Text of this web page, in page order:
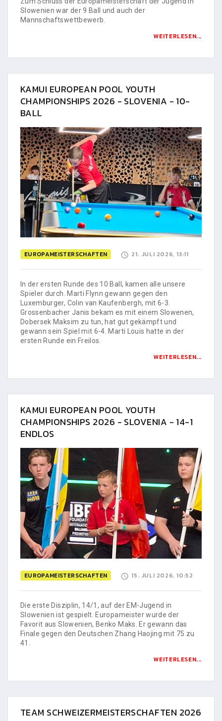
Slowenien war der 9 Ball und auch der
Mannschaftswettbewerb.
WEITERLESEN...
KAMUI EUROPEAN POOL YOUTH
CHAMPIONSHIPS 2026 - SLOVENIA - 10-
BALL
EUROPAMEISTERSCHAFTEN 21. JULI 2026, 13:11
In der ersten Runde des 10 Ball, kamen alle unsere
Spieler durch. Marti Flynn gewann gegen den
Luxemburger, Colin van Kaufenbergh, mit 6-3.
Grossenbacher Janis bekam es mit einem Slowenen,
Dobersek Maksim zu tun, hat gut gekämpft und
gewann sein Spiel mit 6-4. Marti Louis hatte in der
ersten Runde ein Freilos.
WEITERLESEN...
KAMUI EUROPEAN POOL YOUTH
CHAMPIONSHIPS 2026 - SLOVENIA - 14-1
ENDLOS
EUROPAMEISTERSCHAFTEN 15. JULI 2026, 10:52
Die erste Disziplin, 14/1, auf der EM-Jugend in
Slowenien ist gespielt. Europameister wurde der
Favorit aus Slowenien, Benko Maks. Er gewann das
Finale gegen den Deutschen Zhang Haojing mit 75 zu
41.
WEITERLESEN...
TEAM SCHWEIZERMEISTERSCHAFTEN 2026